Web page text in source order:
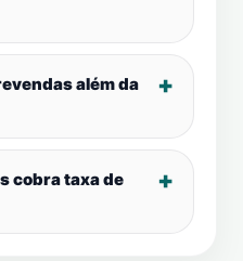
além da
cobra taxa de